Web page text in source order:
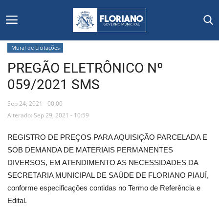
Início
Editais
Floriano
Secretarias e Órgãos
Mural de Licitações
Notícias
Mural de Licitações
PREGÃO ELETRÔNICO Nº
059/2021 SMS
Sep 24, 2021 - 00:00
Alterado: Sep 29, 2021 - 10:59
REGISTRO DE PREÇOS PARA AQUISIÇÃO PARCELADA E
SOB DEMANDA DE MATERIAIS PERMANENTES
DIVERSOS, EM ATENDIMENTO AS NECESSIDADES DA
SECRETARIA MUNICIPAL DE SAÚDE DE FLORIANO PIAUÍ,
conforme especificações contidas no Termo de Referência e
Edital.